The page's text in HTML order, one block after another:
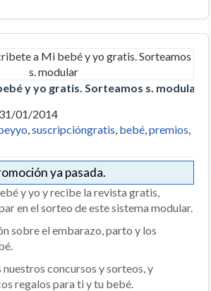
y yo gratis. Sorteamos s. modular
01/2014
suscripcióngratis bebé premios
ya pasada.
y yo y recibe la revista gratis,
en el sorteo de este sistema modular.
sobre el embarazo, parto y los
concursos y sorteos, y
regalos para ti y tu bebé.